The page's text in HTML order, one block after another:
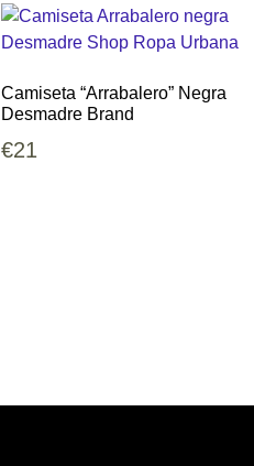
Camiseta “Arrabalero” Negra
Desmadre Brand
€21